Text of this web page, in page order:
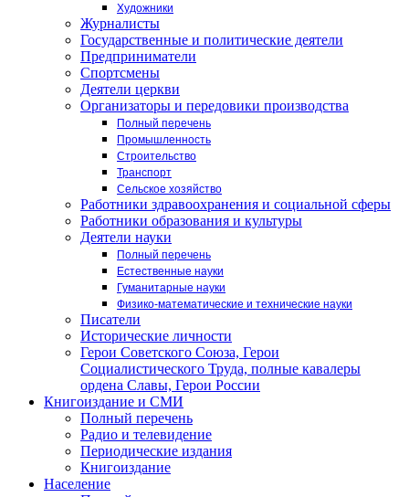
Художники
Журналисты
Государственные и политические деятели
Предприниматели
Спортсмены
Деятели церкви
Организаторы и передовики производства
Полный перечень
Промышленность
Строительство
Транспорт
Сельское хозяйство
Работники здравоохранения и социальной сферы
Работники образования и культуры
Деятели науки
Полный перечень
Естественные науки
Гуманитарные науки
Физико-математические и технические науки
Писатели
Исторические личности
Герои Советского Союза, Герои
Социалистического Труда, полные кавалеры
ордена Славы, Герои России
Книгоиздание и СМИ
Полный перечень
Радио и телевидение
Периодические издания
Книгоиздание
Население